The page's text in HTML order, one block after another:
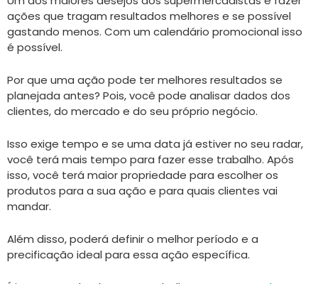
ações que tragam resultados melhores e se possível
gastando menos. Com um calendário promocional isso
é possível.
Por que uma ação pode ter melhores resultados se
planejada antes? Pois, você pode analisar dados dos
clientes, do mercado e do seu próprio negócio.
Isso exige tempo e se uma data já estiver no seu radar,
você terá mais tempo para fazer esse trabalho. Após
isso, você terá maior propriedade para escolher os
produtos para a sua ação e para quais clientes vai
mandar.
Além disso, poderá definir o melhor período e a
precificação ideal para essa ação específica.